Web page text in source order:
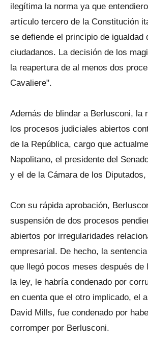
ilegítima la norma ya que
artículo tercero de la Constitución
se defiende el principio de igualdad
ciudadanos. La decisión de los
la reapertura de al menos dos
Cavaliere".
Además de blindar a Berlusconi, la
los procesos judiciales abiertos
de la República, cargo que
Napolitano, el presidente del
y el de la Cámara de los
Con su rápida aprobación,
suspensión de dos procesos
abiertos por irregularidades
empresarial. De hecho, la
que llegó pocos meses después de
la ley, le habría condenado por
en cuenta que el otro implicado, el
David Mills, fue condenado por
corromper por Berlusconi.